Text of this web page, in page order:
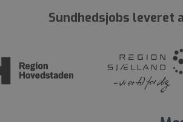
Sundhedsjobs leveret